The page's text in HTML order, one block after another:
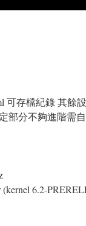
可存檔紀錄 其餘
部分不夠進階需
(kernel 6.2-